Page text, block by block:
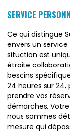
SERVICE
Ce qui distingue
envers un service
situation est
étroite
besoins
24 heures sur
prendre vos
démarches.
nous sommes
mesure qui